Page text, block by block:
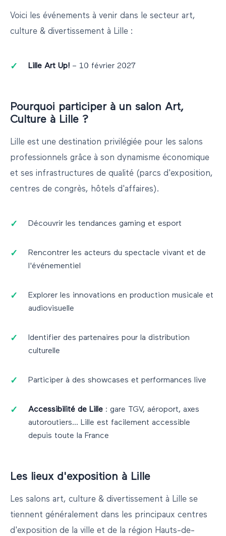
Voici les événements à venir dans le secteur art,
culture & divertissement à Lille :
Lille Art Up! – 10 février 2027
Pourquoi participer à un salon Art,
Culture à Lille ?
Lille est une destination privilégiée pour les salons
professionnels grâce à son dynamisme économique
et ses infrastructures de qualité (parcs d'exposition,
centres de congrès, hôtels d'affaires).
Découvrir les tendances gaming et esport
Rencontrer les acteurs du spectacle vivant et de
l'événementiel
Explorer les innovations en production musicale et
audiovisuelle
Identifier des partenaires pour la distribution
culturelle
Participer à des showcases et performances live
Accessibilité de Lille : gare TGV, aéroport, axes
autoroutiers... Lille est facilement accessible
depuis toute la France
Les lieux d'exposition à Lille
Les salons art, culture & divertissement à Lille se
tiennent généralement dans les principaux centres
d'exposition de la ville et de la région Hauts-de-